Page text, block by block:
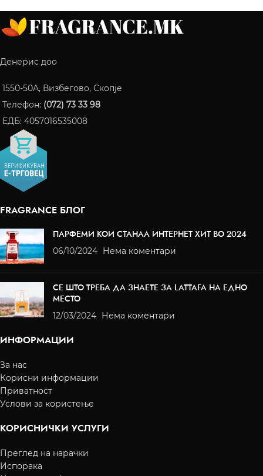
Денерис доо
1550-50A, Визбегово, Скопје
Телефон: (072) 73 33 98
ЕДБ: 4057016535008
FRAGRANCE БЛОГ
ПАРФЕМИ КОИ СТАНАА ИНТЕРНЕТ ХИТ ВО 2024
06/10/2024 Нема коментари
СЕ ШТО ТРЕБА ДА ЗНАЕТЕ ЗА LATTAFA НА ЕДНО
МЕСТО
12/03/2024 Нема коментари
ИНФОРМАЦИИ
За нас
Корисни информации
Приватност
Услови за користење
КОРИСНИЧКИ УСЛУГИ
Преглед на нарачки
Испорака